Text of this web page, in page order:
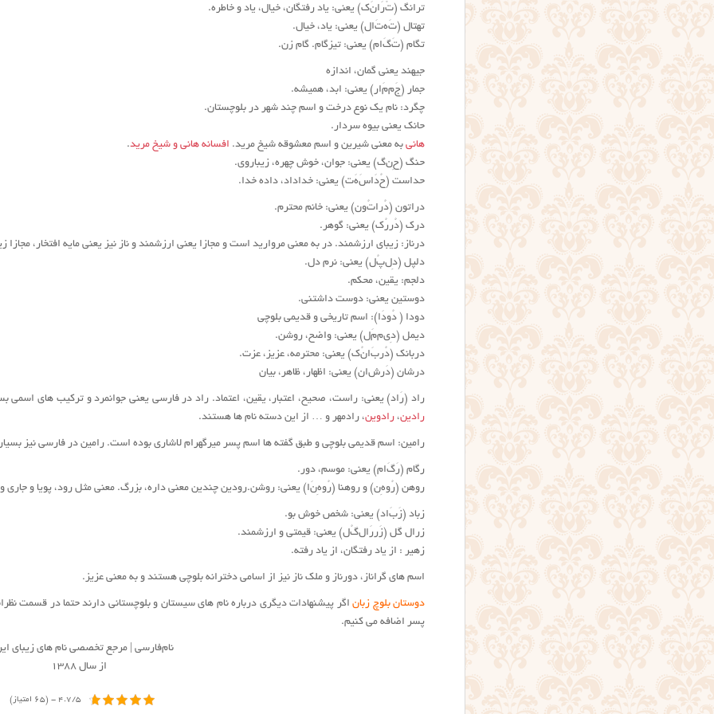
ترانگ (تْ‌رَ‌ا‌نَ‌ک) یعنی: یاد رفتگان، خیال، یاد و خاطره.
تهتال (تَ‌ه‌تَ‌ا‌ل) یعنی: یاد، خیال.
تگام (تَ‌گَ‌ا‌م) یعنی: تیزگام. گام زن.
جیهند یعنی گمان، اندازه
جمار (جَ‌م‌مَ‌ا‌ر) یعنی: ابد، همیشه.
چگرد: نام یک نوع درخت و اسم چند شهر در بلوچستان.
حانک یعنی بیوه سردار.
هانی به معنی شیرین و اسم معشوقه شیخ مرید. افسانه هانی و شیخ مرید.
حنگ (حِ‌ن‌گ) یعنی: جوان، خوش ‌چهره، زیباروی.
حداست (حُ‌دَا‌سَ‌هَ‌ت) یعنی: خداداد، داده خدا.
دراتون (دُرا‌تُ‌و‌ن) یعنی: خانم محترم.
درک (دُ‌ر‌رُک) یعنی: گوهر.
درناز: زیبای ارزشمند. در به معنی مروارید است و مجازا یعنی ارزشمند و ناز نیز یعنی مایه افتخار، مجازا
دلپل (دِ‌ل‌پُ‌ل) یعنی: نرم دل.
دلجم: یقین، محکم.
دوستین یعنی: دوست داشتنی.
دودا ( دُودَا): اسم تاریخی و قدیمی بلوچی
دیمل (دِ‌ی‌م‌مَ‌ل) یعنی: واضح، روشن.
دربانک (دُر‌بَ‌ا‌نُ‌ک) یعنی: محترمه، عزیز، عزت.
درشان (دَر‌ش‌ا‌ن) یعنی: اظهار، ظاهر، بیان
راد (رَاد) یعنی: راست، صحیح، اعتبار، یقین، اعتماد. راد در فارسی یعنی جوانمرد و ترکیب های اسمی
رادین، رادوین، رادمهر و … از این دسته نام ها هستند.
رامین: اسم قدیمی بلوچی و طبق گفته ها اسم پسر میرگهرام لاشاری بوده است. رامین در فارسی نیز
رگام (رَگَ‌ا‌م) یعنی: موسم، دور.
روهن (رُو‌هِ‌ن) و روهنا (رُ‌و‌هِ‌نَ‌ا) یعنی: روشن.رودین چندین معنی داره، بزرگ. معنی مثل رود، پویا و
زباد (زَ‌بَ‌ا‌د) یعنی: شخص خوش بو.
زرال گل (زَررَ‌ا‌ل‌گُ‌ل) یعنی: قیمتی و ارزشمند.
زهیر : از یاد رفتگان، از یاد رفته.
اسم های گراناز، دورناز و ملک ناز نیز از اسامی دخترانه بلوچی هستند و به معنی عزیز.
دوستان بلوچ زباناگر پیشنهادات دیگری درباره نام های سیستان و بلوچستانی دارند حتما در قسمت
پسر اضافه می کنیم.
نام‌فارسی | مرجع تخصصی نام های زیبای
از سال ۱۳۸۸
4.7/5 - (65 امتیاز)